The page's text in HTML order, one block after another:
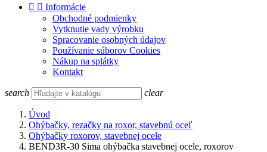
  Informácie
Obchodné podmienky
Vytknutie vady výrobku
Spracovanie osobných údajov
Používanie súborov Cookies
Nákup na splátky
Kontakt
search clear
Úvod
Ohýbačky, rezačky na roxor, stavebnú oceľ
Ohýbačky roxorov, stavebnej ocele
BEND3R-30 Sima ohýbačka stavebnej ocele, roxorov